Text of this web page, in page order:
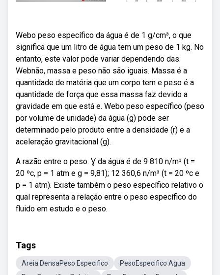
Webo peso específico da água é de 1 g/cm³, o que
significa que um litro de água tem um peso de 1 kg. No
entanto, este valor pode variar dependendo das.
Webnão, massa e peso não são iguais. Massa é a
quantidade de matéria que um corpo tem e peso é a
quantidade de força que essa massa faz devido a
gravidade em que está e. Webo peso específico (peso
por volume de unidade) da água (g) pode ser
determinado pelo produto entre a densidade (r) e a
aceleração gravitacional (g).
A razão entre o peso. Ɣ da água é de 9 810 n/m³ (t =
20 ºc, p = 1 atm e g = 9,81); 12 360,6 n/m³ (t = 20 ºc e
p = 1 atm). Existe também o peso específico relativo o
qual representa a relação entre o peso específico do
fluido em estudo e o peso.
Tags
Areia DensaPeso Especifico
PesoEspecifico Agua